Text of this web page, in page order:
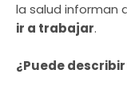
la salud informan
ir a trabajar.
¿Puede